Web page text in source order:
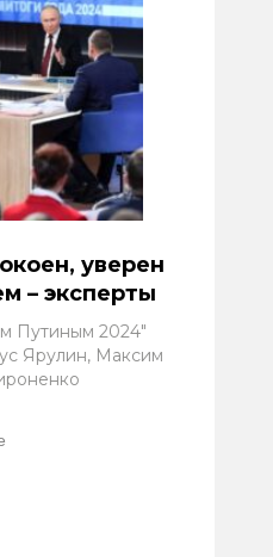
уверен
– эксперты
Путиным 2024"
Ярулин, Максим